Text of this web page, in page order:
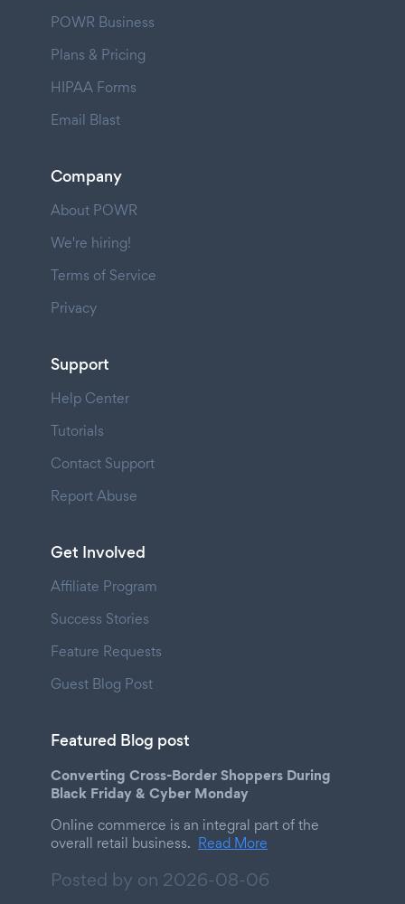
POWR Business
Plans & Pricing
HIPAA Forms
Email Blast
Company
About POWR
We're hiring!
Terms of Service
Privacy
Support
Help Center
Tutorials
Contact Support
Report Abuse
Get Involved
Affiliate Program
Success Stories
Feature Requests
Guest Blog Post
Featured Blog post
Converting Cross-Border Shoppers During
Black Friday & Cyber Monday
Online commerce is an integral part of the
overall retail business. Read More
Posted by on 2026-08-06